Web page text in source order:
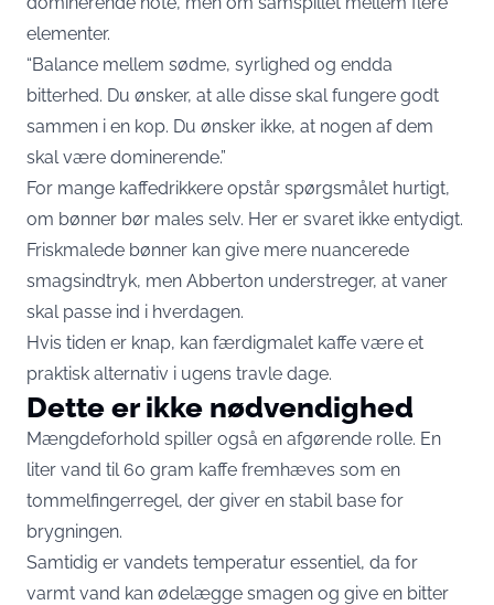
elementer.
“Balance mellem sødme, syrlighed og endda
bitterhed. Du ønsker, at alle disse skal fungere godt
sammen i en kop. Du ønsker ikke, at nogen af dem
skal være dominerende.”
For mange kaffedrikkere opstår spørgsmålet hurtigt,
om bønner bør males selv. Her er svaret ikke entydigt.
Friskmalede bønner kan give mere nuancerede
smagsindtryk, men Abberton understreger, at vaner
skal passe ind i hverdagen.
Hvis tiden er knap, kan færdigmalet kaffe være et
praktisk alternativ i ugens travle dage.
Dette er ikke nødvendighed
Mængdeforhold spiller også en afgørende rolle. En
liter vand til 60 gram kaffe fremhæves som en
tommelfingerregel, der giver en stabil base for
brygningen.
Samtidig er vandets temperatur essentiel, da for
varmt vand kan ødelægge smagen og give en bitter